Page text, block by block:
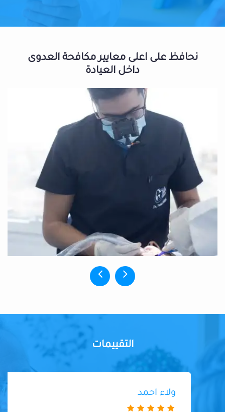
نحافظ على اعلى معايير مكافحة العدوى
داخل العيادة
التقييمات
ولاء احمد